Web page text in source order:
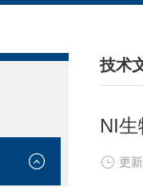
技术
/
NI
更